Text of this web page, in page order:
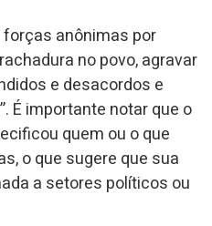
anônimas por
no povo, agravar
e desacordos e
É importante notar que o
quem ou o que
o que sugere que sua
a setores políticos ou